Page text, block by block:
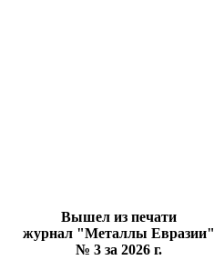
Вышел из печати
журнал "Металлы Евразии"
№ 3 за 2026 г.